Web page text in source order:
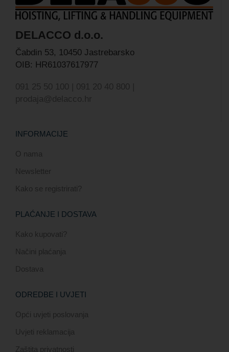
DELACCO d.o.o.
Čabdin 53, 10450 Jastrebarsko
OIB: HR61037617977
INFORMACIJE
O nama
Newsletter
Kako se registrirati?
PLAĆANJE I DOSTAVA
Kako kupovati?
Načini plaćanja
Dostava
ODREDBE I UVJETI
Opći uvjeti poslovanja
Uvjeti reklamacija
Zaštita privatnosti